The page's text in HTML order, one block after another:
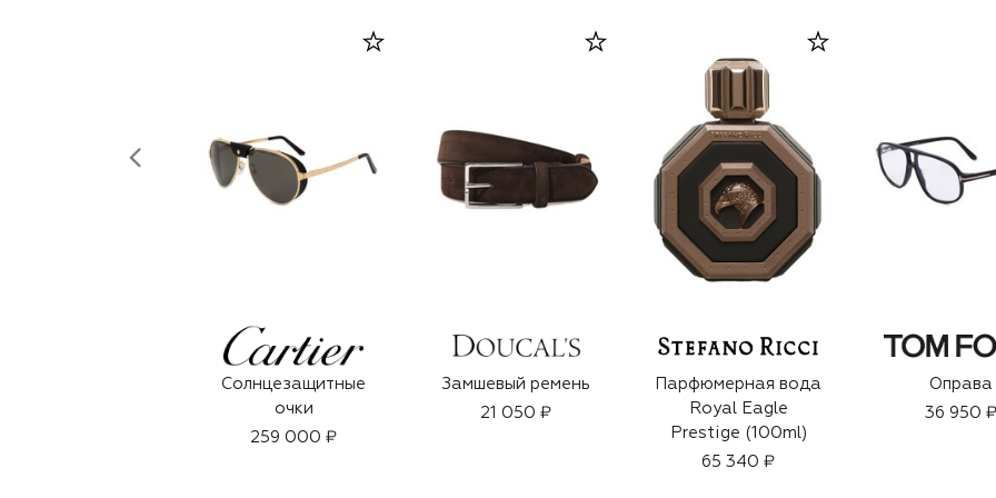
Солнцезащитные
очки
259 000 ₽
Замшевый ремень
21 050 ₽
Парфюмерная вода
Royal Eagle
Prestige (100ml)
65 340 ₽
Оправа
36 950 ₽